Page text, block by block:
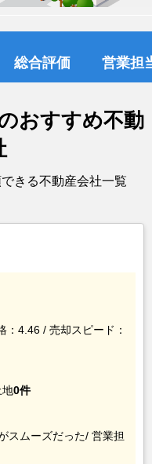
総合評価 営業担
おすすめ不動
きる不動産会社一覧
4.46 / 売却スピード：
地0件
スムーズだった/ 営業担